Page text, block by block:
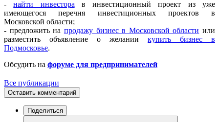
-найти инвестора в инвестиционный проект из уже
имеющегося перечня инвестиционных проектов в
Московской области;
- предложить на продажу бизнес в Московской области или
разместить объявление о желании купить бизнес в
Подмосковье.
Обсудить на форуме для предпринимателей
Все публикации
Оставить комментарий
Поделиться